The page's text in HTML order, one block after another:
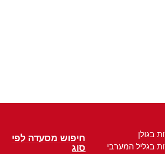
בגולן
בגליל המערבי
חיפוש מסעדה לפי
סוג